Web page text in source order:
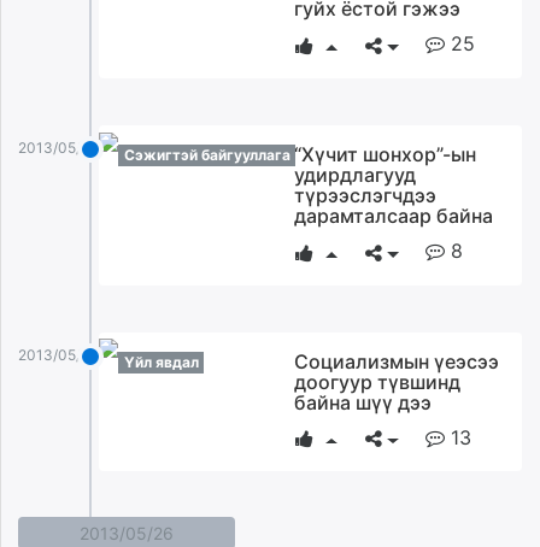
гуйх ёстой гэжээ
25
2013/05/27 Сэжигтэй байгууллага “Хүчит шонхор”-ын
удирдлагууд
түрээслэгчдээ
дарамталсаар байна
8
2013/05/27 Үйл явдал
Социализмын үеэсээ
доогуур түвшинд
байна шүү дээ
13
2013/05/26